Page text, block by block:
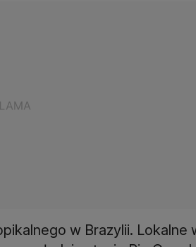
w Brazylii. Lokalne